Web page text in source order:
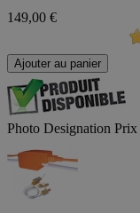
149,00 €
Ajouter au panier
Photo Designation Prix